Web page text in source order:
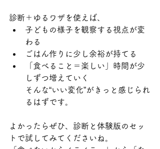
診断＋ゆるワザを使えば、
子どもの様子を観察する視点が変
わる
ごはん作りに少し余裕が持てる
「食べること＝楽しい」時間が少
しずつ増えていく
そんな“いい変化”がきっと感じられ
るはずです。
よかったらぜひ、診断と体験版のセッ
トで試してみてくださいね。